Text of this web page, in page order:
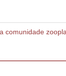
comunidade